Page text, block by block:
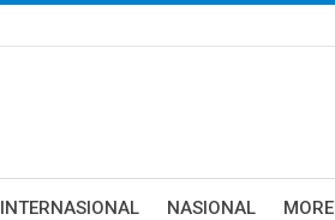
INTERNASIONAL NASIONAL MORE